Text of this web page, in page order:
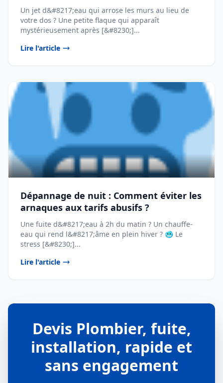
Un jet d&#8217;eau qui arrose les murs au lieu de
votre dos ? Une petite flaque qui apparaît
mystérieusement après [&#8230;]...
Lire l'article
Dépannage de nuit : Comment éviter les
arnaques aux tarifs abusifs ?
Une fuite d&#8217;eau à 2h du matin ? Un chauffe-
eau qui rend l&#8217;âme en plein hiver ? 🥶 Le
stress [&#8230;]...
Lire l'article
Devis Plombier, fuite,
installation, rapide et
sans engagement